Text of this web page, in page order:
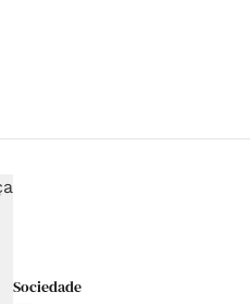
Sociedade